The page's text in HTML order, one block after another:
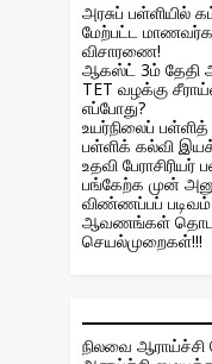
அரசுப் பள்ளியில்
மேற்பட்ட
விசாரணை!
ஆகஸ்ட் 3ம் தேதி
TET வழக்கு
எப்போது?
உயர்நிலைப்
பள்ளிக் கல்வி
உதவி
பங்கேற்க முன்
விண்ணப்பப்
ஆவணங்கள்
செயல்முறைகள்!!!
நிலவை